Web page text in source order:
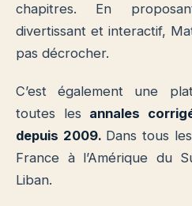
chapitres. En
divertissant et interactif,
pas décrocher.
C’est également une
toutes les annales
depuis 2009. Dans tous
France à l’Amérique du
Liban.